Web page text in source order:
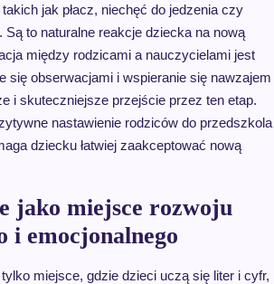
jak płacz, niechęć do jedzenia czy
Są to naturalne reakcje dziecka na nową
między rodzicami a nauczycielami jest
się obserwacjami i wspieranie się nawzajem
i skuteczniejsze przejście przez ten etap.
nastawienie rodziców do przedszkola
dziecku łatwiej zaakceptować nową
jako miejsce rozwoju
i emocjonalnego
miejsce, gdzie dzieci uczą się liter i cyfr,